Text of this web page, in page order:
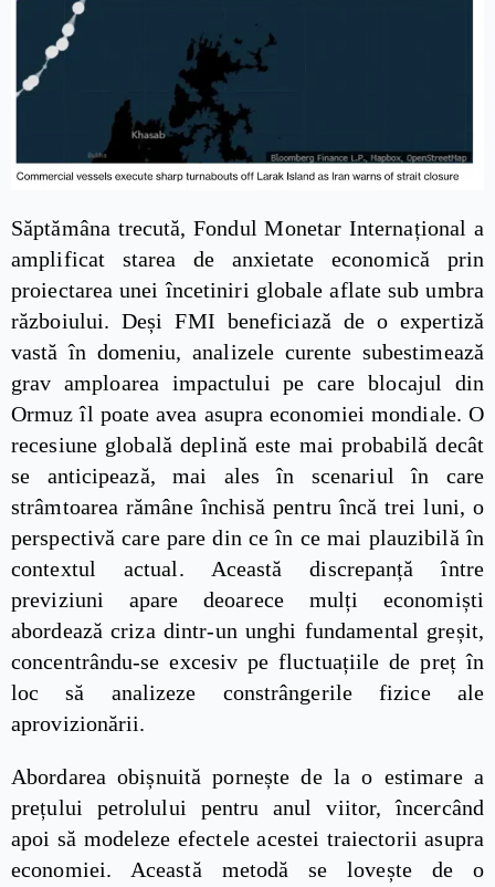
Săptămâna trecută, Fondul Monetar Internațional a
amplificat starea de anxietate economică prin
proiectarea unei încetiniri globale aflate sub umbra
războiului. Deși FMI beneficiază de o expertiză
vastă în domeniu, analizele curente subestimează
grav amploarea impactului pe care blocajul din
Ormuz îl poate avea asupra economiei mondiale. O
recesiune globală deplină este mai probabilă decât
se anticipează, mai ales în scenariul în care
strâmtoarea rămâne închisă pentru încă trei luni, o
perspectivă care pare din ce în ce mai plauzibilă în
contextul actual. Această discrepanță între
previziuni apare deoarece mulți economiști
abordează criza dintr-un unghi fundamental greșit,
concentrându-se excesiv pe fluctuațiile de preț în
loc să analizeze constrângerile fizice ale
aprovizionării.
Abordarea obișnuită pornește de la o estimare a
prețului petrolului pentru anul viitor, încercând
apoi să modeleze efectele acestei traiectorii asupra
economiei. Această metodă se lovește de o